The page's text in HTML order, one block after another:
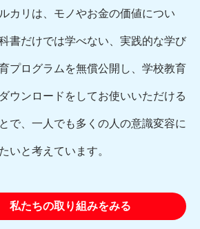
カリは、モノやお金の価値につい
書だけでは学べない、実践的な学び
プログラムを無償公開し、学校教育
ウンロードをしてお使いいただける
で、一人でも多くの人の意識変容に
いと考えています。
私たちの取り組みをみる